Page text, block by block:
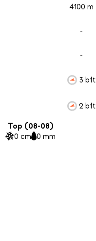
4100 m
-
-
3 bft
2 bft
Top (08-08)
0 cm 0 mm